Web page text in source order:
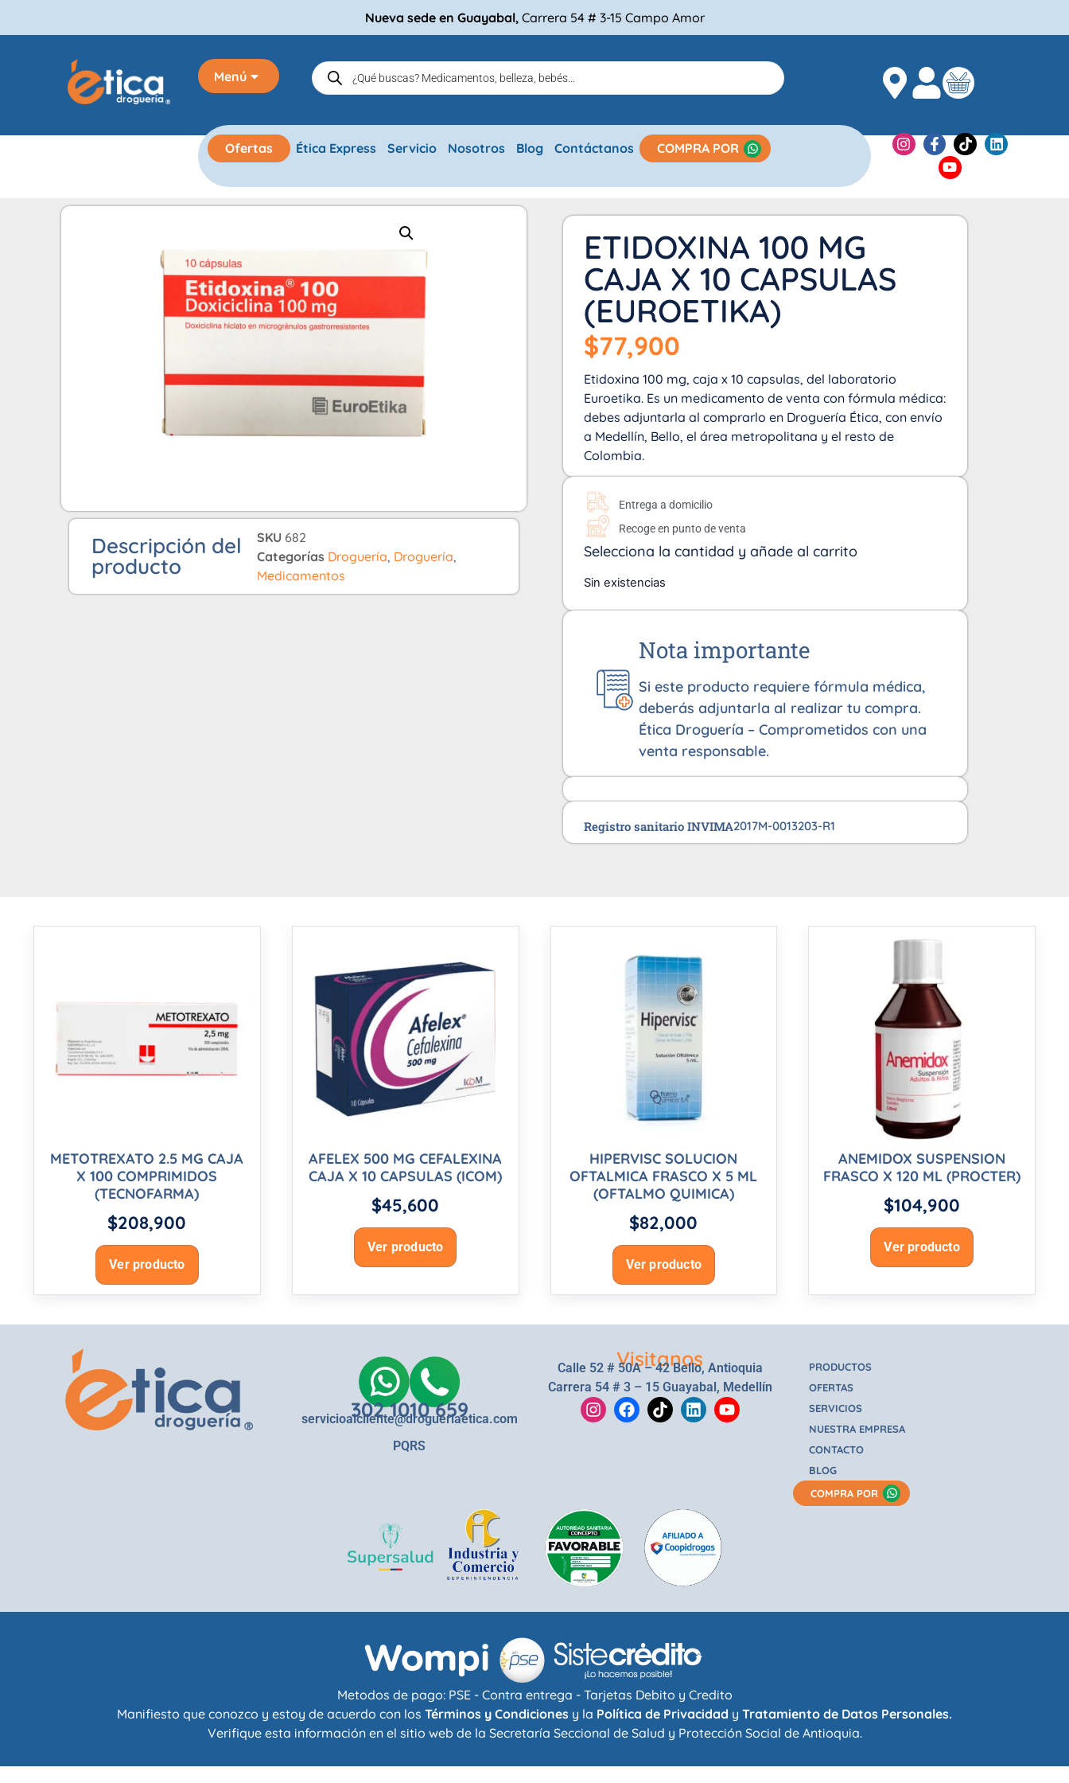
Nueva sede en Guayabal, Carrera 54 # 3-15 Campo Amor
Menú
Ofertas Ética Express Servicio Nosotros Blog Contáctanos COMPRA POR
Descripción del
producto
SKU 682
Categorías Droguería, Droguería,
Medicamentos
ETIDOXINA 100 MG
CAJA X 10 CAPSULAS
(EUROETIKA)
$77,900
Etidoxina 100 mg, caja x 10 capsulas, del laboratorio
Euroetika. Es un medicamento de venta con fórmula médica:
debes adjuntarla al comprarlo en Droguería Ética, con envío
a Medellín, Bello, el área metropolitana y el resto de
Colombia.
Entrega a domicilio
Recoge en punto de venta
Selecciona la cantidad y añade al carrito
Sin existencias
Nota importante
Si este producto requiere fórmula médica,
deberás adjuntarla al realizar tu compra.
Ética Droguería – Comprometidos con una
venta responsable.
Registro sanitario INVIMA2017M-0013203-R1
METOTREXATO 2.5 MG CAJA
X 100 COMPRIMIDOS
(TECNOFARMA)
$208,900
Ver producto
AFELEX 500 MG CEFALEXINA
CAJA X 10 CAPSULAS (ICOM)
$45,600
Ver producto
HIPERVISC SOLUCION
OFTALMICA FRASCO X 5 ML
(OFTALMO QUIMICA)
$82,000
Ver producto
ANEMIDOX SUSPENSION
FRASCO X 120 ML (PROCTER)
$104,900
Ver producto
302 1010 659
servicioalcliente@drogueriaetica.com
PQRS
Visitanos
Calle 52 # 50A – 42 Bello, Antioquia
Carrera 54 # 3 – 15 Guayabal, Medellín
PRODUCTOS
OFERTAS
SERVICIOS
NUESTRA EMPRESA
CONTACTO
BLOG
COMPRA POR
Metodos de pago: PSE - Contra entrega - Tarjetas Debito y Credito
Manifiesto que conozco y estoy de acuerdo con los Términos y Condiciones y la Política de Privacidad y Tratamiento de Datos Personales.
Verifique esta información en el sitio web de la Secretaría Seccional de Salud y Protección Social de Antioquia.